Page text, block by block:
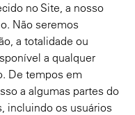
no Site, a nosso
Não seremos
a totalidade ou
a qualquer
De tempos em
a algumas partes do
incluindo os usuários